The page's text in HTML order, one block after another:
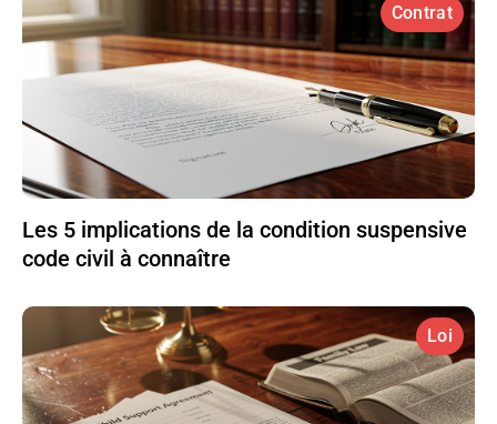
Contrat
Les 5 implications de la condition suspensive
code civil à connaître
Loi